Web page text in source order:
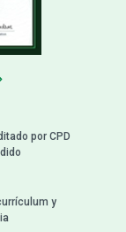
por CPD
y